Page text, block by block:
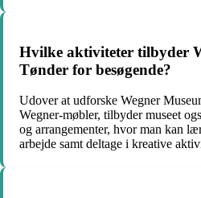
Hvilke aktiviteter tilbyder
Tønder for besøgende?
Udover at udforske Wegner
Wegner-møbler, tilbyder museet
og arrangementer, hvor man kan
arbejde samt deltage i kreative